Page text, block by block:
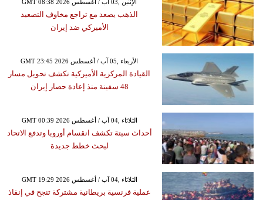
GMT 08:38 2026 الإثنين ,03 آب / أغسطس
الذهب يصعد مع تراجع مخاوف التصعيد
الأميركي ضد إيران
GMT 23:45 2026 الأربعاء ,05 آب / أغسطس
القيادة المركزية الأميركية تكشف تحويل مسار
48 سفينة منذ إعادة حصار إيران
GMT 00:39 2026 الثلاثاء ,04 آب / أغسطس
أحداث سبتة تكشف انقسام أوروبا وتدفع الاتحاد
لبحث خطط جديدة
GMT 19:29 2026 الثلاثاء ,04 آب / أغسطس
عملية فرنسية بريطانية مشتركة تنجح في إنقاذ